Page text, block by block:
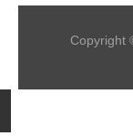
Copyright